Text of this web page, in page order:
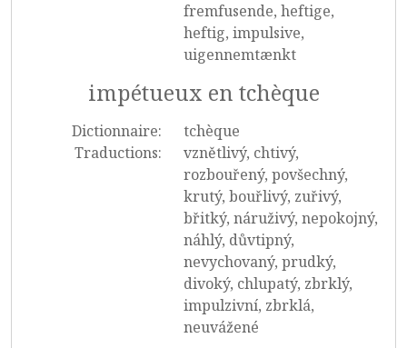
fremfusende, heftige,
heftig, impulsive,
uigennemtænkt
impétueux en tchèque
Dictionnaire:
tchèque
Traductions:
vznětlivý, chtivý,
rozbouřený, povšechný,
krutý, bouřlivý, zuřivý,
břitký, náruživý, nepokojný,
náhlý, důvtipný,
nevychovaný, prudký,
divoký, chlupatý, zbrklý,
impulzivní, zbrklá,
neuvážené